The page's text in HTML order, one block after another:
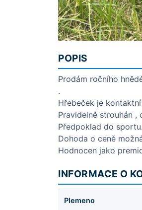
POPIS
Prodám ročního
.
Hřebeček je
Pravidelně strouhán ,
Předpoklad do sportu.
Dohoda o ceně
Hodnocen jako
INFORMACE O
Plemeno